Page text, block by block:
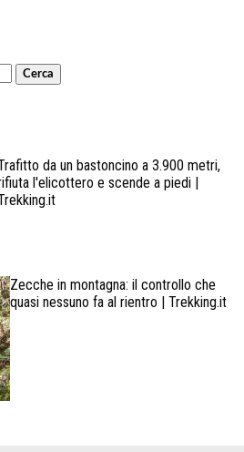
Cerca
da un bastoncino a 3.900 metri,
l'elicottero e scende a piedi |
Zecche in montagna: il controllo che
quasi nessuno fa al rientro | Trekking.it